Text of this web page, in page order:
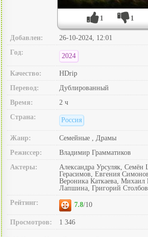
1 1
Добавлен:
26-10-2024, 12:01
Год:
2024
Качество:
HDrip
Перевод:
Дублированный
Время:
2 ч
Страна:
Россия
Жанр:
Семейные , Драмы
Режиссер:
Владимир Грамматиков
Актеры:
Александра Урсуляк, Семён
Герасимов, Евгения
Вероника Каткаева, Михаил
Лапшина, Григорий
Рейтинг:
7.8/10
Просмотров: 1 346